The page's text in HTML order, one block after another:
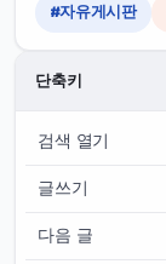
#자유게시판
단축키
검색 열기
글쓰기
다음 글